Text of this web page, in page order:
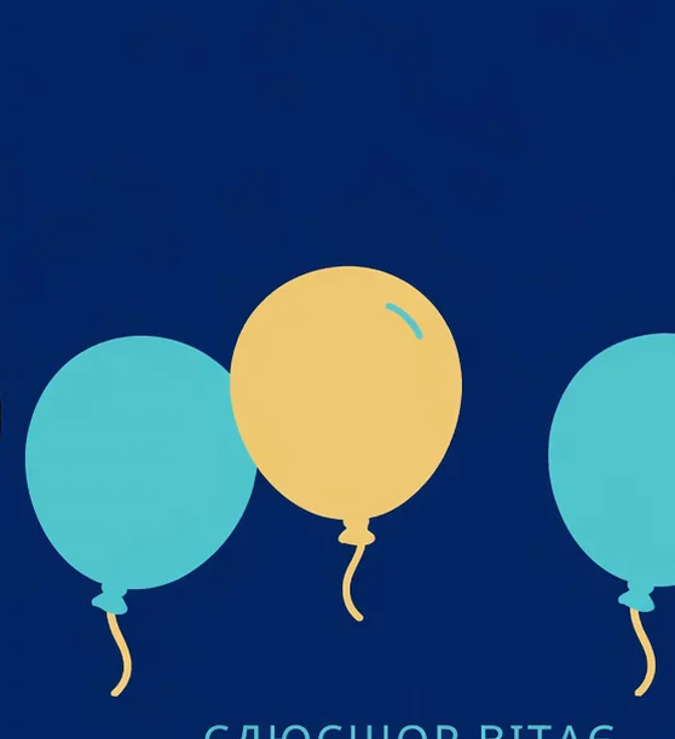
Листопад 2022
Жовтень 2022
Вересень 2022
Червень 2022
Травень 2022
Квітень 2022
Березень 2022
Лютий 2022